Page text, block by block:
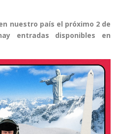
nuestro país el próximo 2 de
entradas disponibles en